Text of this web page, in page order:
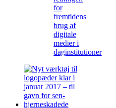
for
fremtidens
brug af
digitale
medier i
daginstitutioner